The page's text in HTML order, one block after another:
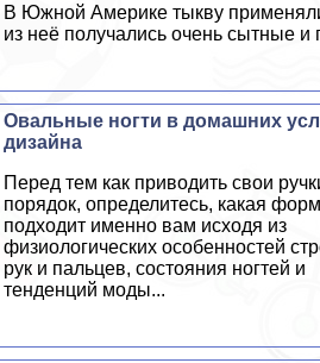
В Южной Америке тыкву
из неё получались очень сытные и
Овальные ногти в домашних
дизайна
Перед тем как приводить свои
порядок, определитесь, какая
подходит именно вам исходя из
физиологических особенностей
рук и пальцев, состояния ногтей и
тенденций моды...